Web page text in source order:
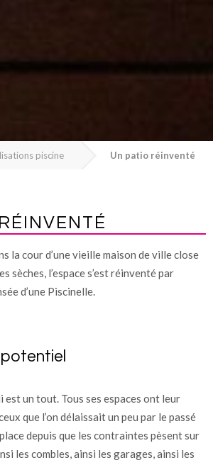
piscine Un patio réinventé
la cour d’une vieille maison de ville close
sèches, l’espace s’est réinventé par
d’une Piscinelle.
est un tout. Tous ses espaces ont leur
que l’on délaissait un peu par le passé
depuis que les contraintes pèsent sur
les combles, ainsi les garages, ainsi les